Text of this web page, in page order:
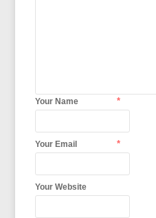
Your Name *
Your Email *
Your Website